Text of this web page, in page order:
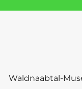
Waldnaabtal-